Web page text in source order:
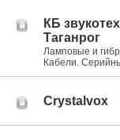
КБ
Таганрог
Ламповые и
Кабели.
Crystalvox